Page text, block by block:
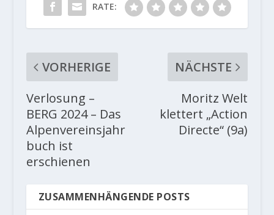
RATE:
VORHERIGE
Verlosung –
BERG 2024 – Das
Alpenvereinsjahr
buch ist
erschienen
NÄCHSTE
Moritz Welt
klettert „Action
Directe“ (9a)
ZUSAMMENHÄNGENDE POSTS